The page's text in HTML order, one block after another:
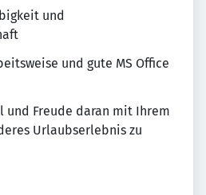
und
und gute MS Office
und Freude daran mit Ihrem
Urlaubserlebnis zu